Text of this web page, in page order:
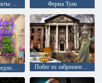
Скрытые объекты: пиратские сокровища Ферма Тули
Наилучшее предложение Побег из заброшенного университета